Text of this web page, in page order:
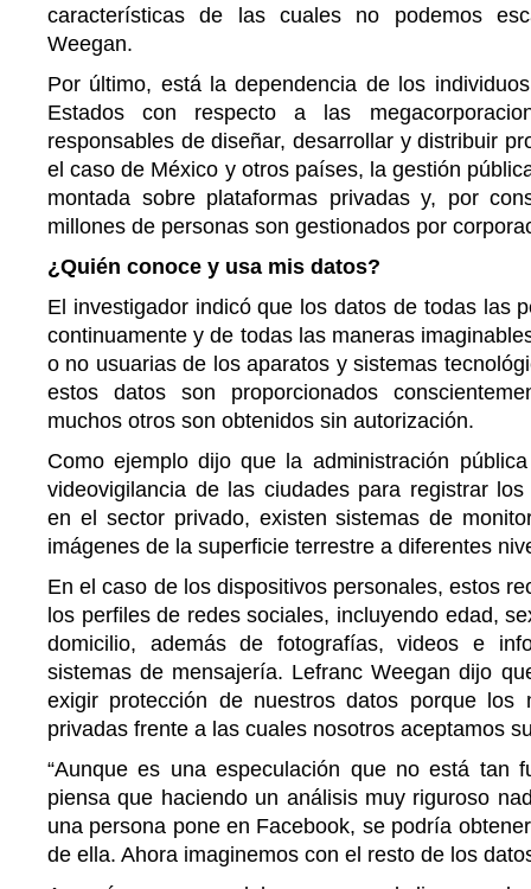
características de las cuales no podemos
Weegan.
Por último, está la dependencia de los
Estados con respecto a las
responsables de diseñar, desarrollar y distribuir
el caso de México y otros países, la gestión
montada sobre plataformas privadas y, por
millones de personas son gestionados por
¿Quién conoce y usa mis datos?
El investigador indicó que los datos de todas las
continuamente y de todas las maneras
o no usuarias de los aparatos y sistemas
estos datos son proporcionados
muchos otros son obtenidos sin autorización.
Como ejemplo dijo que la administración
videovigilancia de las ciudades para registrar
en el sector privado, existen sistemas de
imágenes de la superficie terrestre a diferentes
En el caso de los dispositivos personales, estos
los perfiles de redes sociales, incluyendo edad,
domicilio, además de fotografías, videos e
sistemas de mensajería. Lefranc Weegan dijo
exigir protección de nuestros datos porque los
privadas frente a las cuales nosotros aceptamos
“Aunque es una especulación que no está tan
piensa que haciendo un análisis muy riguroso
una persona pone en Facebook, se podría
de ella. Ahora imaginemos con el resto de los